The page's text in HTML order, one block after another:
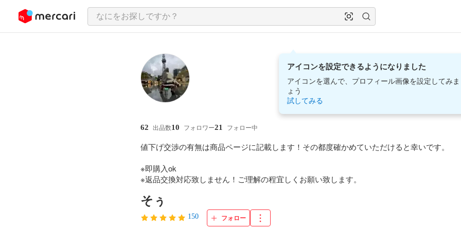
ツにスキップ
アイコンを設定できるようになりました
アイコンを選んで、プロフィール画像を設定してみ
ょう
試してみる
そぅ
150 フォロー
62 出品数10 フォロワー21 フォロー中
値下げ交渉の有無は商品ページに記載します！その都度確かめていただけると幸いです。
※即購入ok
※返品交換対応致しません！ご理解の程宜しくお願い致します。